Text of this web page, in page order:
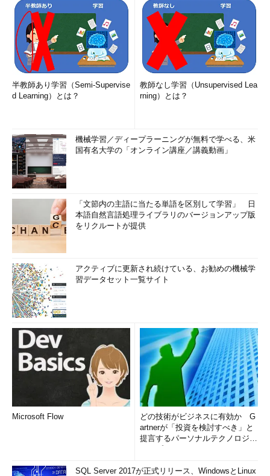
半教師あり学習（Semi-Supervise
d Learning）とは？
教師なし学習（Unsupervised Lea
rning）とは？
機械学習／ディープラーニングが無料で学べる、米
国有名大学の「オンライン講座／講義動画」
「文節内の主語に当たる単語を区別して学習」 日
本語自然言語処理ライブラリのバージョンアップ版
をリクルートが提供
アクティブに更新され続けている、お勧めの機械学
習データセット一覧サイト
Microsoft Flow
どの技術がビジネスに有効か G
artnerが「投資を検討すべき」と
提言するパーソナルテクノロジー
SQL Server 2017が正式リリース、WindowsとLinux